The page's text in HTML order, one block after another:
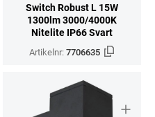
Switch Robust L 15W
1300lm 3000/4000K
Nitelite IP66 Svart
Artikelnr:7706635